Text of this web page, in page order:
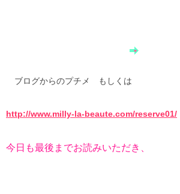
ブログからのプチメ もしくは
http://www.milly-la-beaute.com/reserve01/
今日も最後までお読みいただき、